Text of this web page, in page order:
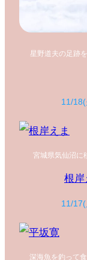
星野道夫の足跡
11/
宮城県気仙沼
根岸
11/
深海魚を釣って